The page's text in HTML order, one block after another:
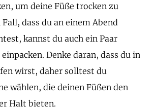
um deine Füße trocken zu
dass du an einem Abend
kannst du auch ein Paar
einpacken. Denke daran, dass du in
wirst, daher solltest du
wählen, die deinen Füßen den
Halt bieten.